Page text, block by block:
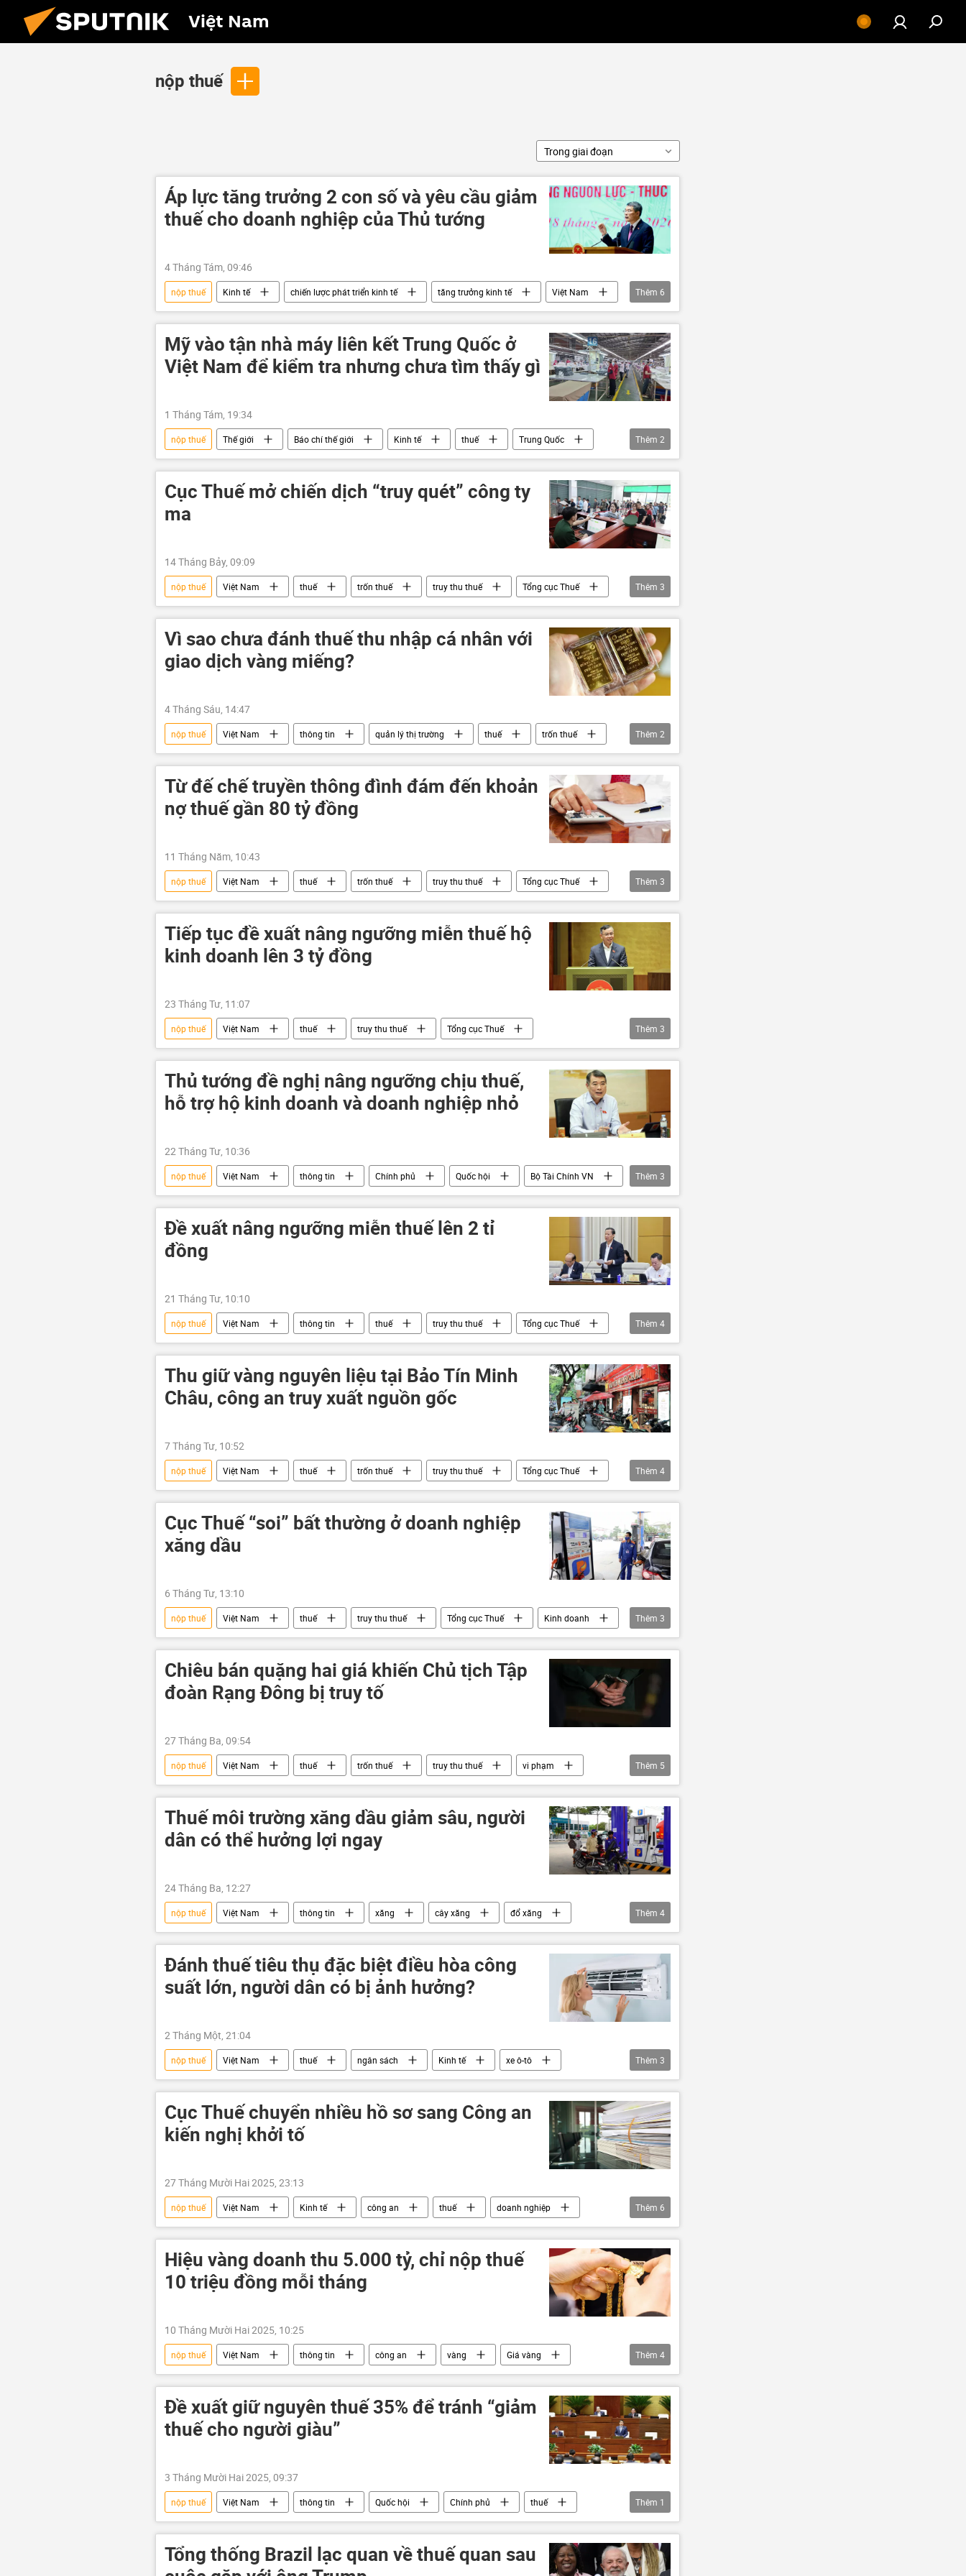
Việt Nam
nộp thuế
Trong giai đoạn
Áp lực tăng trưởng 2 con số và yêu cầu giảm
thuế cho doanh nghiệp của Thủ tướng
4 Tháng Tám, 09:46
nộp thuế Kinh tế chiến lược phát triển kinh tế tăng trưởng kinh tế
Việt Nam
thuế
truy thu thuế Bộ Tài Chính VN Chính phủ
Chính trị
chính quyền
Thêm 6
Mỹ vào tận nhà máy liên kết Trung Quốc ở
Việt Nam để kiểm tra nhưng chưa tìm thấy gì
1 Tháng Tám, 19:34
nộp thuế Thế giới Báo chí thế giới Kinh tế thuế
Trung Quốc
Việt Nam
Hoa Kỳ
Thêm 2
Cục Thuế mở chiến dịch “truy quét” công ty
ma
14 Tháng Bảy, 09:09
nộp thuế Việt Nam thuế trốn thuế truy thu thuế
Tổng cục Thuế
Kinh doanh
điều kiện kinh doanh Pháp luật
Thêm 3
Vì sao chưa đánh thuế thu nhập cá nhân với
giao dịch vàng miếng?
4 Tháng Sáu, 14:47
nộp thuế Việt Nam thông tin quản lý thị trường thuế
trốn thuế
vàng
chứng khoán
Thêm 2
Từ đế chế truyền thông đình đám đến khoản
nợ thuế gần 80 tỷ đồng
11 Tháng Năm, 10:43
nộp thuế Việt Nam thuế trốn thuế truy thu thuế
Tổng cục Thuế
doanh nghiệp
Kinh doanh doanh nhân
Thêm 3
Tiếp tục đề xuất nâng ngưỡng miễn thuế hộ
kinh doanh lên 3 tỷ đồng
23 Tháng Tư, 11:07
nộp thuế Việt Nam thuế truy thu thuế
Tổng cục Thuế
thuế giá trị gia tăng VAT
Kinh doanh doanh nghiệp
Thêm 3
Thủ tướng đề nghị nâng ngưỡng chịu thuế,
hỗ trợ hộ kinh doanh và doanh nghiệp nhỏ
22 Tháng Tư, 10:36
nộp thuế Việt Nam thông tin Chính phủ Quốc hội
Bộ Tài Chính VN
thuế
truy thu thuế Thủ tướng
Thêm 3
Đề xuất nâng ngưỡng miễn thuế lên 2 tỉ
đồng
21 Tháng Tư, 10:10
nộp thuế Việt Nam thông tin thuế truy thu thuế
Tổng cục Thuế
Quốc hội
Kinh doanh điều kiện kinh doanh doanh nghiệp
Thêm 4
Thu giữ vàng nguyên liệu tại Bảo Tín Minh
Châu, công an truy xuất nguồn gốc
7 Tháng Tư, 10:52
nộp thuế Việt Nam thuế trốn thuế truy thu thuế
Tổng cục Thuế
vàng
công an Bộ Công an Việt Nam công an Hà Nội
Thêm 4
Cục Thuế “soi” bất thường ở doanh nghiệp
xăng dầu
6 Tháng Tư, 13:10
nộp thuế Việt Nam thuế truy thu thuế Tổng cục Thuế
Kinh doanh
nhà nước
ngân sách doanh nghiệp
Thêm 3
Chiêu bán quặng hai giá khiến Chủ tịch Tập
đoàn Rạng Đông bị truy tố
27 Tháng Ba, 09:54
nộp thuế Việt Nam thuế trốn thuế truy thu thuế
vi phạm
Pháp luật
thông tin doanh nghiệp Kinh doanh doanh nhân
Thêm 5
Thuế môi trường xăng dầu giảm sâu, người
dân có thể hưởng lợi ngay
24 Tháng Ba, 12:27
nộp thuế Việt Nam thông tin xăng cây xăng
đổ xăng
thuế
dầu khí giá dầu quản lý thị trường kinh tế thị trường
Thêm 4
Đánh thuế tiêu thụ đặc biệt điều hòa công
suất lớn, người dân có bị ảnh hưởng?
2 Tháng Một, 21:04
nộp thuế Việt Nam thuế ngân sách Kinh tế
xe ô-tô
Kinh doanh
doanh nghiệp hàng hóa
Thêm 3
Cục Thuế chuyển nhiều hồ sơ sang Công an
kiến nghị khởi tố
27 Tháng Mười Hai 2025, 23:13
nộp thuế Việt Nam Kinh tế công an thuế
doanh nghiệp
Kinh doanh
doanh nhân Bộ Tài Chính VN AI
trốn thuế
vi phạm
Thêm 6
Hiệu vàng doanh thu 5.000 tỷ, chỉ nộp thuế
10 triệu đồng mỗi tháng
10 Tháng Mười Hai 2025, 10:25
nộp thuế Việt Nam thông tin công an vàng
Giá vàng
Kinh doanh
thuế trốn thuế truy thu thuế
Thêm 4
Đề xuất giữ nguyên thuế 35% để tránh “giảm
thuế cho người giàu”
3 Tháng Mười Hai 2025, 09:37
nộp thuế Việt Nam thông tin Quốc hội Chính phủ
thuế
thu nhập
Thêm 1
Tổng thống Brazil lạc quan về thuế quan sau